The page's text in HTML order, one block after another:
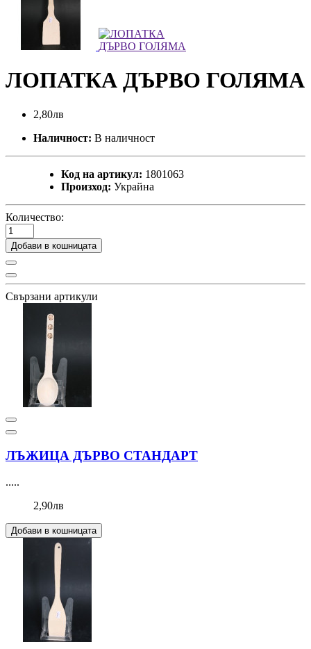
ЛОПАТКА ДЪРВО ГОЛЯМА
2,80лв
Наличност: В наличност
Код на артикул: 1801063
Произход: Украйна
Количество:
Добави в кошницата
Свързани артикули
ЛЪЖИЦА ДЪРВО СТАНДАРТ
.....
2,90лв
Добави в кошницата